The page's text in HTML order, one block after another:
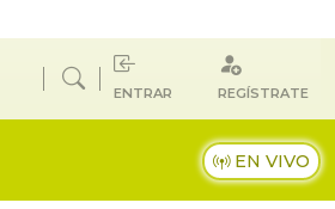
ENTRAR REGÍSTRATE
EN VIVO